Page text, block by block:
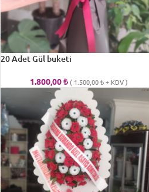
20 Adet Gül buketi
1.800,00₺ ( 1.500,00₺+ KDV )